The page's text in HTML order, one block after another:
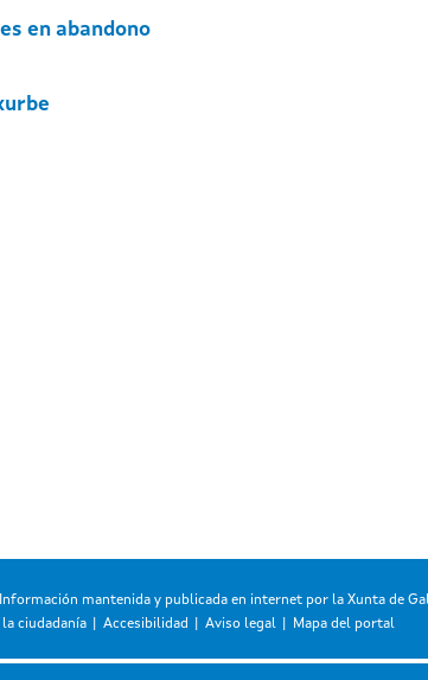
en abandono
mantenida y publicada en internet por la Xunta de
ciudadanía
Accesibilidad Aviso legal Mapa del portal